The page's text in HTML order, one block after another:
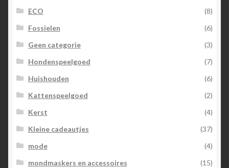
ECO
(8)
Fossielen
(6)
Geen categorie
(3)
Hondenspeelgoed
(7)
Huishouden
(6)
Kattenspeelgoed
(2)
Kerst
(4)
Kleine cadeautjes
(37)
mode
(4)
mondmaskers en accessoires
(15)